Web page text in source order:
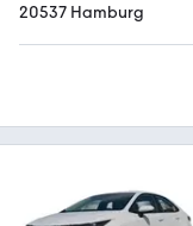
20537 Hamburg